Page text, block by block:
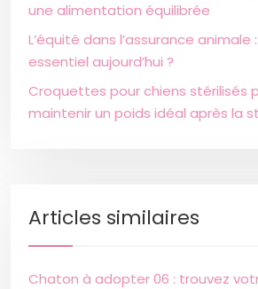
une alimentation équilibrée
L’équité dans l’assurance
essentiel aujourd’hui ?
Croquettes pour chiens stérilisés
maintenir un poids idéal après la
Articles similaires
Chaton à adopter 06 : trouvez